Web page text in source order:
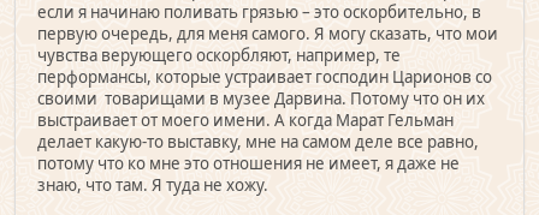
если я начинаю поливать грязью – это оскорбительно, в
первую очередь, для меня самого. Я могу сказать, что мои
чувства верующего оскорбляют, например, те
перформансы, которые устраивает господин Царионов со
своими товарищами в музее Дарвина. Потому что он их
выстраивает от моего имени. А когда Марат Гельман
делает какую-то выставку, мне на самом деле все равно,
потому что ко мне это отношения не имеет, я даже не
знаю, что там. Я туда не хожу.